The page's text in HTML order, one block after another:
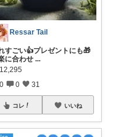
Ressar Tail
すごい👍プレゼントにも🎁
に合わせ ...
12,295
0 0 31
コレ いいね